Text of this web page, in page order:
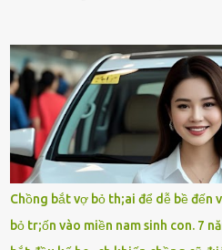
– rồi để lại xe máy trên cầu, ôm theo
sông. Người thân và hàng xóm
con mất tích trên sông Lam sau vụ
hiện trường, người dân phát hiện
soát Nghệ An cùng hai chiếc cặp học
lượng chức năng phối hợp cùng các
khai tìm kiếm. Danh tính các nạn
và 2 con gái là cháu V.H.B. (SN 2020)
con của anh D. và chị B.T.Y. (SN
Chồng bắt vợ bỏ th;ai để dễ bề đến
bỏ tr;ốn vào miền nam sinh con. 7